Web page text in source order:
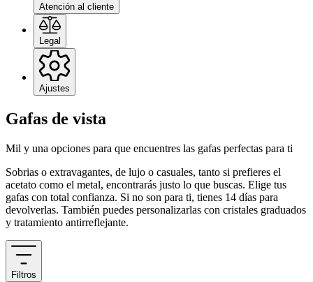
Atención al cliente
Legal
Ajustes
Gafas de vista
Mil y una opciones para que encuentres las gafas perfectas para ti
Sobrias o extravagantes, de lujo o casuales, tanto si prefieres el
acetato como el metal, encontrarás justo lo que buscas. Elige tus
gafas con total confianza. Si no son para ti, tienes 14 días para
devolverlas. También puedes personalizarlas con cristales graduados
y tratamiento antirreflejante.
Filtros